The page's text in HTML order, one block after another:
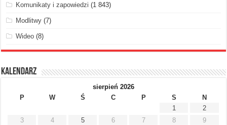
Komunikaty i zapowiedzi (1 843)
Modlitwy (7)
Wideo (8)
Kalendarz
sierpień 2026
P
W Ś C P S
N
1
2
3
4 5 6 7 8
9